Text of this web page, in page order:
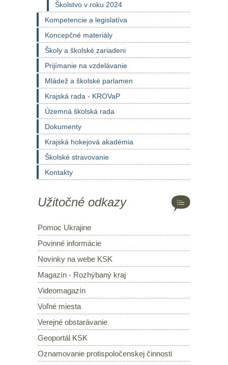
Školstvo v roku 2024
Kompetencie a legislatíva
Koncepčné materiály
Školy a školské zariadeni
Prijímanie na vzdelávanie
Mládež a školské parlamen
Krajská rada - KROVaP
Územná školská rada
Dokumenty
Krajská hokejová akadémia
Školské stravovanie
Kontakty
Užitočné odkazy
Pomoc Ukrajine
Povinné informácie
Novinky na webe KSK
Magazín - Rozhýbaný kraj
Videomagazín
Voľné miesta
Verejné obstarávanie
Geoportál KSK
Oznamovanie protispoločenskej činnosti